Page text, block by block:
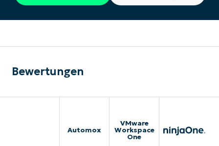
Bewertungen
Automox
VMware
Workspace
One